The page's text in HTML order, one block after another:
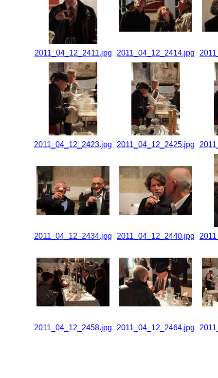
2011_04_12_2411.jpg 2011_04_12_2414.jpg
2011_04_12_2423.jpg 2011_04_12_2425.jpg
2011_04_12_2434.jpg 2011_04_12_2440.jpg
2011_04_12_2458.jpg 2011_04_12_2464.jpg